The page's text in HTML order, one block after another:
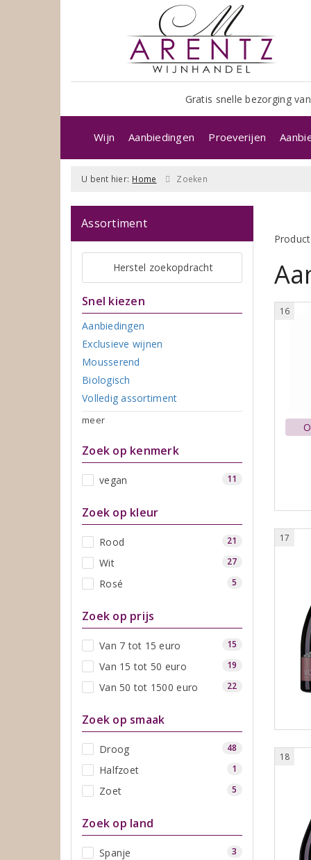
Gratis snelle bezorging
Wijn Aanbiedingen Proeverijen
U bent hier: Home Zoeken
Assortiment
Herstel zoekopdracht
Snel kiezen
Aanbiedingen
Exclusieve wijnen
Mousserend
Biologisch
Volledig assortiment
meer
Zoek op kenmerk
vegan 11
Zoek op kleur
Rood 21
Wit 27
Rosé 5
Zoek op prijs
Van 7 tot 15 euro 15
Van 15 tot 50 euro 19
Van 50 tot 1500 euro 22
Zoek op smaak
Droog 48
Halfzoet 1
Zoet 5
Zoek op land
Spanje 3
16
17
18